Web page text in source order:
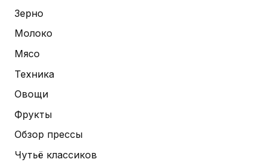
Зерно
Молоко
Мясо
Техника
Овощи
Фрукты
Обзор прессы
Чутьё классиков